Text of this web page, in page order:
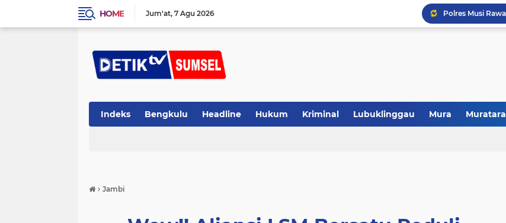
HOME Jum'at 7 Agu 2026
Indeks Bengkulu Headline Hukum Kriminal Lubuklinggau Mura Muratara
› Jambi